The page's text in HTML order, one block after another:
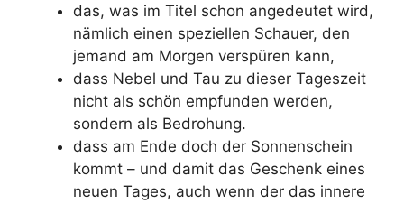
das, was im Titel schon angedeutet wird,
nämlich einen speziellen Schauer, den
jemand am Morgen verspüren kann,
dass Nebel und Tau zu dieser Tageszeit
nicht als schön empfunden werden,
sondern als Bedrohung.
dass am Ende doch der Sonnenschein
kommt – und damit das Geschenk eines
neuen Tages, auch wenn der das innere